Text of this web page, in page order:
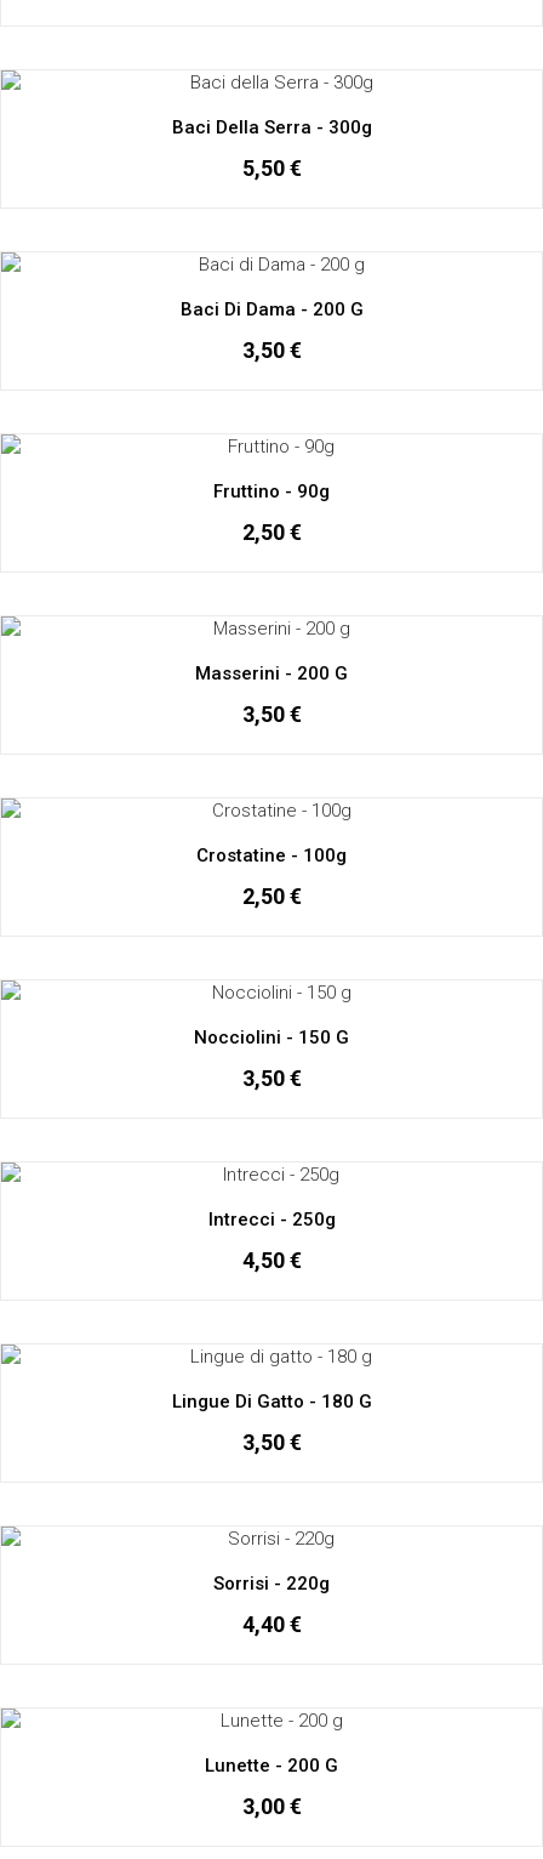
Baci Della Serra - 300g
5,50 €
Baci Di Dama - 200 G
3,50 €
Fruttino - 90g
2,50 €
Masserini - 200 G
3,50 €
Crostatine - 100g
2,50 €
Nocciolini - 150 G
3,50 €
Intrecci - 250g
4,50 €
Lingue Di Gatto - 180 G
3,50 €
Sorrisi - 220g
4,40 €
Lunette - 200 G
3,00 €